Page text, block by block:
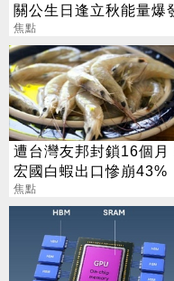
關公生日逢立秋能量爆
焦點
遭台灣友邦封鎖16個月
宏國白蝦出口慘崩43%
焦點